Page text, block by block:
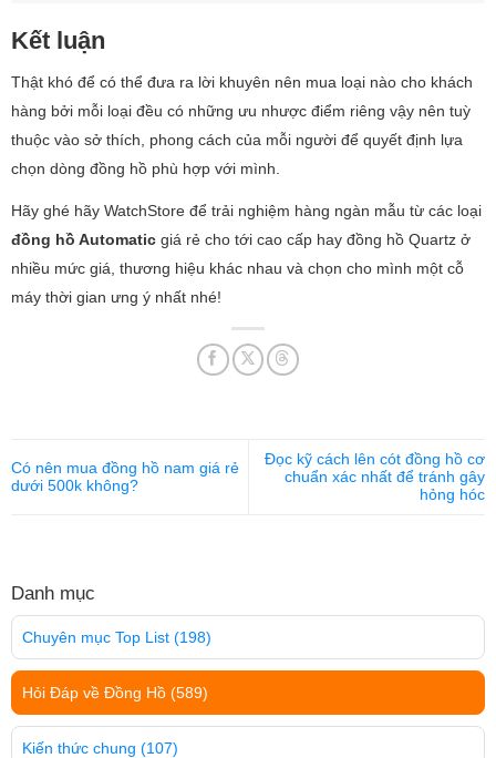
Kết luận
Thật khó để có thể đưa ra lời khuyên nên mua loại nào cho khách
hàng bởi mỗi loại đều có những ưu nhược điểm riêng vậy nên tuỳ
thuộc vào sở thích, phong cách của mỗi người để quyết định lựa
chọn dòng đồng hồ phù hợp với mình.
Hãy ghé hãy WatchStore để trải nghiệm hàng ngàn mẫu từ các loại
đồng hồ Automatic giá rẻ cho tới cao cấp hay đồng hồ Quartz ở
nhiều mức giá, thương hiệu khác nhau và chọn cho mình một cỗ
máy thời gian ưng ý nhất nhé!
Có nên mua đồng hồ nam giá rẻ
dưới 500k không?
Đọc kỹ cách lên cót đồng hồ cơ
chuẩn xác nhất để tránh gây
hỏng hóc
Danh mục
Chuyên mục Top List (198)
Hỏi Đáp về Đồng Hồ (589)
Kiến thức chung (107)